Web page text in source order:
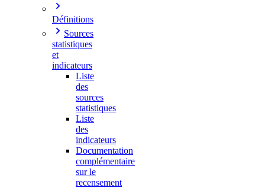
Définitions
Sources
statistiques
et
indicateurs
Liste
des
sources
statistiques
Liste
des
indicateurs
Documentation
complémentaire
sur le
recensement